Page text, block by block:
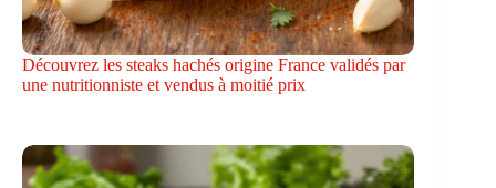
Découvrez les steaks hachés origine France validés par
une nutritionniste et vendus à moitié prix